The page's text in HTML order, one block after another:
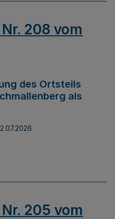
208 vom
des Ortsteils
als
205 vom